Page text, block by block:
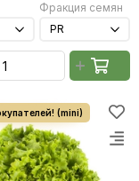
Фракция семян